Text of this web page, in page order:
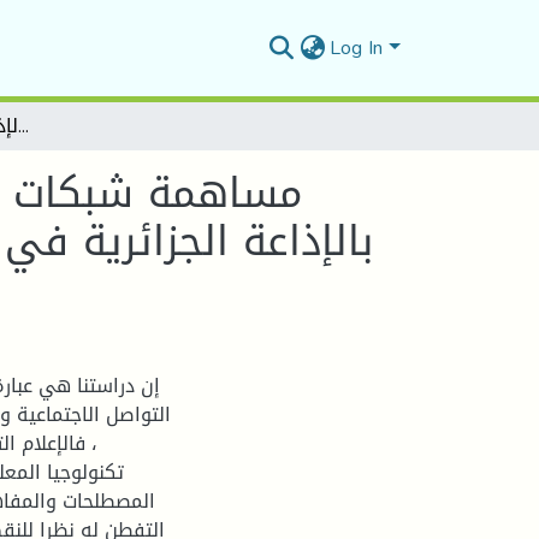
Log In
مساهمة شبكات التواصل الاجتماعي في تحسين أداء الصحفي الرياضي بالإذاعة الجزائرية في المسيلة دراسة ميدانية بالإذاعة الجزائرية من المسيلة
مساهمة شبكات
بالإذاعة الجزائرية